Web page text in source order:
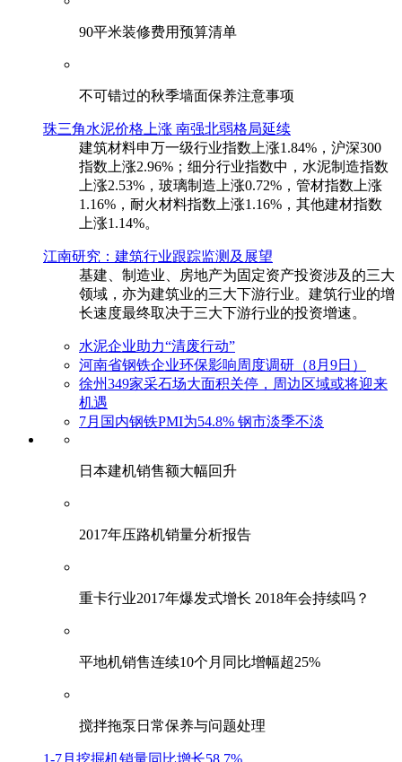
90平米装修费用预算清单
不可错过的秋季墙面保养注意事项
珠三角水泥价格上涨 南强北弱格局延续
建筑材料申万一级行业指数上涨1.84%，沪深300
指数上涨2.96%；细分行业指数中，水泥制造指数
上涨2.53%，玻璃制造上涨0.72%，管材指数上涨
1.16%，耐火材料指数上涨1.16%，其他建材指数
上涨1.14%。
江南研究：建筑行业跟踪监测及展望
基建、制造业、房地产为固定资产投资涉及的三大
领域，亦为建筑业的三大下游行业。建筑行业的增
长速度最终取决于三大下游行业的投资增速。
水泥企业助力“清废行动”
河南省钢铁企业环保影响周度调研（8月9日）
徐州349家采石场大面积关停，周边区域或将迎来
机遇
7月国内钢铁PMI为54.8% 钢市淡季不淡
日本建机销售额大幅回升
2017年压路机销量分析报告
重卡行业2017年爆发式增长 2018年会持续吗？
平地机销售连续10个月同比增幅超25%
搅拌拖泵日常保养与问题处理